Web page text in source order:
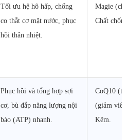
Tối ưu hệ hô hấp, chống
co thắt cơ mặt nước, phục
hồi thân nhiệt.
Magie
Chất
Phục hồi và tổng hợp sợi
cơ, bù đắp năng lượng nội
bào (ATP) nhanh.
CoQ10
(giảm
Kẽm.